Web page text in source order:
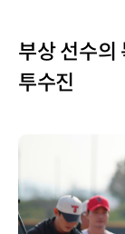
부상 선수의
투수진